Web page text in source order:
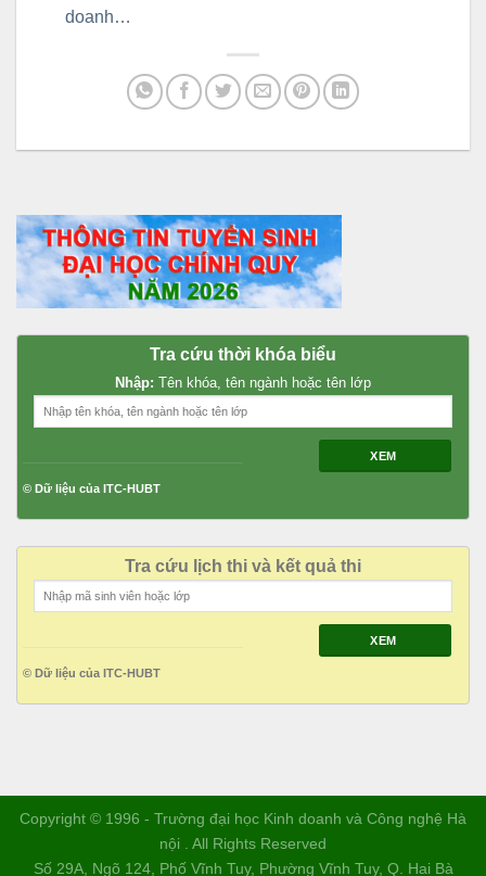
doanh…
Tra cứu thời khóa biểu
Nhập: Tên khóa, tên ngành hoặc tên lớp
XEM
© Dữ liệu của ITC-HUBT
Tra cứu lịch thi và kết quả thi
XEM
© Dữ liệu của ITC-HUBT
Copyright © 1996 - Trường đại học Kinh doanh và Công nghệ Hà
nội . All Rights Reserved
Số 29A, Ngõ 124, Phố Vĩnh Tuy, Phường Vĩnh Tuy, Q. Hai Bà